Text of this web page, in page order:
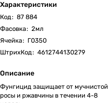
Характеристики
Код: 87 884
Фасовка: 2мл
Ячейка: Г0350
ШтрихКод: 4612744130279
Описание
Фунгицид защищает от мучнистой
росы и ржавчины в течении 4-8